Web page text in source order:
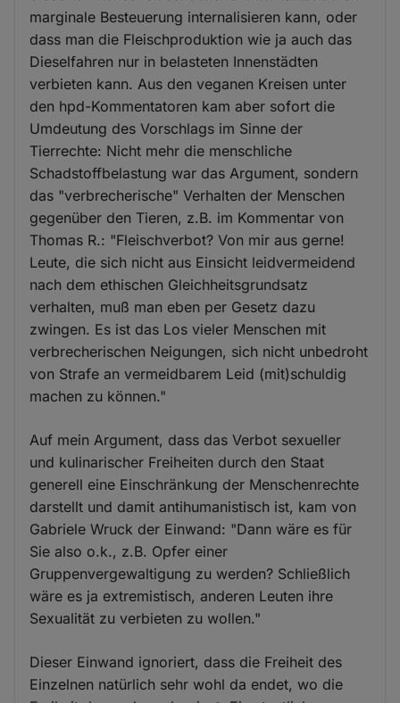
marginale Besteuerung internalisieren kann, oder
dass man die Fleischproduktion wie ja auch das
Dieselfahren nur in belasteten Innenstädten
verbieten kann. Aus den veganen Kreisen unter
den hpd-Kommentatoren kam aber sofort die
Umdeutung des Vorschlags im Sinne der
Tierrechte: Nicht mehr die menschliche
Schadstoffbelastung war das Argument, sondern
das "verbrecherische" Verhalten der Menschen
gegenüber den Tieren, z.B. im Kommentar von
Thomas R.: "Fleischverbot? Von mir aus gerne!
Leute, die sich nicht aus Einsicht leidvermeidend
nach dem ethischen Gleichheitsgrundsatz
verhalten, muß man eben per Gesetz dazu
zwingen. Es ist das Los vieler Menschen mit
verbrecherischen Neigungen, sich nicht unbedroht
von Strafe an vermeidbarem Leid (mit)schuldig
machen zu können."
Auf mein Argument, dass das Verbot sexueller
und kulinarischer Freiheiten durch den Staat
generell eine Einschränkung der Menschenrechte
darstellt und damit antihumanistisch ist, kam von
Gabriele Wruck der Einwand: "Dann wäre es für
Sie also o.k., z.B. Opfer einer
Gruppenvergewaltigung zu werden? Schließlich
wäre es ja extremistisch, anderen Leuten ihre
Sexualität zu verbieten zu wollen."
Dieser Einwand ignoriert, dass die Freiheit des
Einzelnen natürlich sehr wohl da endet, wo die